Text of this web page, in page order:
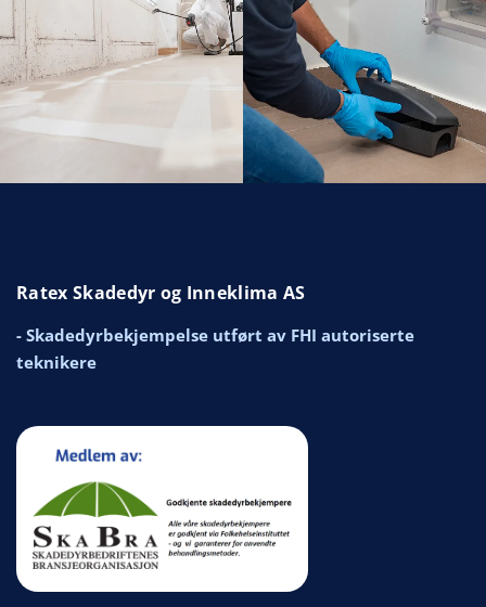
Ratex Skadedyr og Inneklima AS
- Skadedyrbekjempelse utført av FHI autoriserte
teknikere